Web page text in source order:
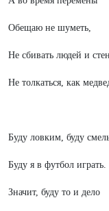
Обещаю не шуметь,
Не сбивать людей и
Не толкаться, как
Буду ловким, буду
Буду я в футбол играть.
Значит, буду то и дело